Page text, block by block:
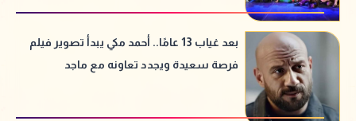
بعد غياب 13 عامًا.. أحمد مكي يبدأ تصوير فيلم
فرصة سعيدة ويجدد تعاونه مع ماجد